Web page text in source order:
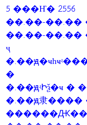
5 ���Ҥ� 2556
��.��-��.��
��.��-��.��
ҷ
�
�.��ԭʵԻѯ�ҹ
�.��ԭ⾪����